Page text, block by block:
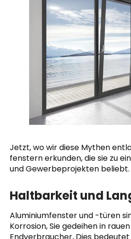
Jetzt, wo wir diese Mythen
fenstern erkunden, die sie zu
und Gewerbeprojekten beliebt.
Haltbarkeit und
Aluminiumfenster und -türen
Korrosion, Sie gedeihen in